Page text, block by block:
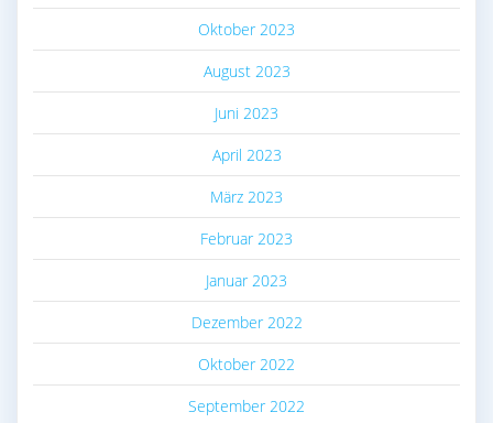
Oktober 2023
August 2023
Juni 2023
April 2023
März 2023
Februar 2023
Januar 2023
Dezember 2022
Oktober 2022
September 2022